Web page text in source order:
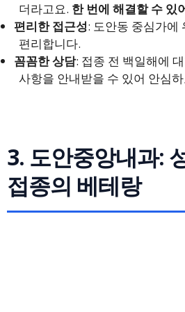
더라고요. 한 번에 해결할 수 있
편리한 접근성: 도안동 중심가에
편리합니다.
꼼꼼한 상담: 접종 전 백일해에
사항을 안내받을 수 있어 안심
3. 도안중앙내과:
접종의 베테랑